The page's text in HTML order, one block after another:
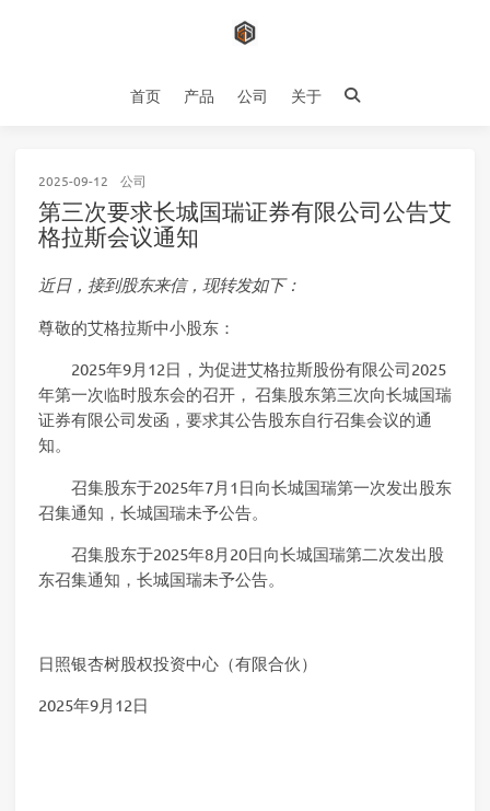
首页 产品 公司 关于
2025-09-12 公司
第三次要求长城国瑞证券有限公司公告艾
格拉斯会议通知
近日，接到股东来信，现转发如下：
尊敬的艾格拉斯中小股东：
2025年9月12日，为促进艾格拉斯股份有限公司2025
年第一次临时股东会的召开， 召集股东第三次向长城国瑞
证券有限公司发函，要求其公告股东自行召集会议的通
知。
召集股东于2025年7月1日向长城国瑞第一次发出股东
召集通知，长城国瑞未予公告。
召集股东于2025年8月20日向长城国瑞第二次发出股
东召集通知，长城国瑞未予公告。
日照银杏树股权投资中心（有限合伙）
2025年9月12日